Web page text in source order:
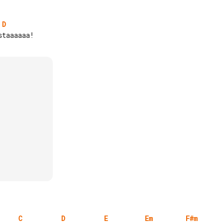
D
C D E Em F#m